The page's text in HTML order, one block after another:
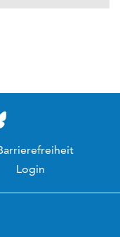
Login